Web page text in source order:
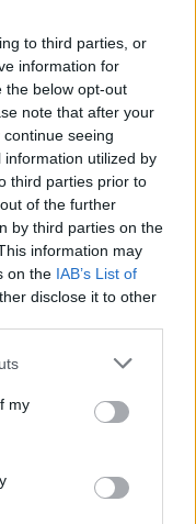
to third parties, or
information for
the below opt-out
note that after your
seeing
utilized by
third parties prior to
of the further
by third parties on the
information may
on the IAB’s List of
disclose it to other
my
Tameze dopo
fiducia per un
ci manda
Dopo la
ragazzi, grande-
molto più forte di
Dobbiamo
possibile: